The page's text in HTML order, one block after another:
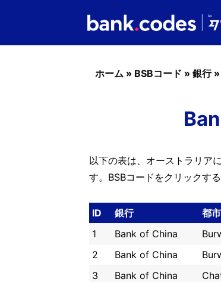
ホーム » BSBコード » 銀行»
以下の表は、オーストラリア
す。BSBコードをクリックす
ID 銀行 都市
1
Bank of China
2
Bank of China
3
Bank of China